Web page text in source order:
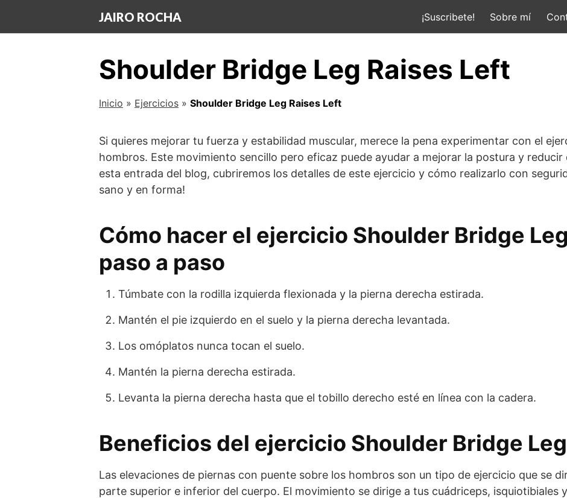
contenido
JAIRO ROCHA ¡Suscribete! Sobre mí
Shoulder Bridge Leg Raises Left
Inicio » Ejercicios » Shoulder Bridge Leg Raises Left
Si quieres mejorar tu fuerza y estabilidad muscular, merece la pena experimentar con el
hombros. Este movimiento sencillo pero eficaz puede ayudar a mejorar la postura y
esta entrada del blog, cubriremos los detalles de este ejercicio y cómo realizarlo con
sano y en forma!
Cómo hacer el ejercicio Shoulder Bridge
paso a paso
Túmbate con la rodilla izquierda flexionada y la pierna derecha estirada.
Mantén el pie izquierdo en el suelo y la pierna derecha levantada.
Los omóplatos nunca tocan el suelo.
Mantén la pierna derecha estirada.
Levanta la pierna derecha hasta que el tobillo derecho esté en línea con la cadera.
Beneficios del ejercicio Shoulder Bridge
Las elevaciones de piernas con puente sobre los hombros son un tipo de ejercicio que se
parte superior e inferior del cuerpo. El movimiento se dirige a tus cuádriceps, isquiotibiales